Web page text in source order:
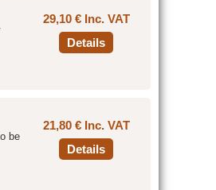
29,10 € Inc. VAT
Details
be
21,80 € Inc. VAT
Details